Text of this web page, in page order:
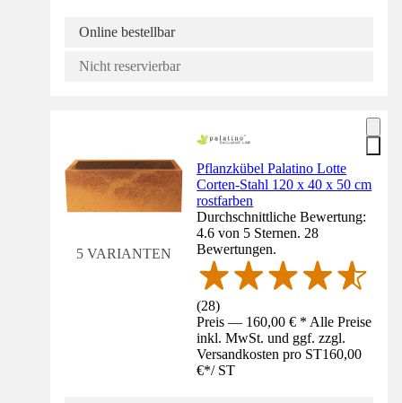
Online bestellbar
Nicht reservierbar
5 VARIANTEN
Pflanzkübel Palatino Lotte
Corten-Stahl 120 x 40 x 50 cm
rostfarben
Durchschnittliche Bewertung:
4.6 von 5 Sternen. 28
Bewertungen.
(28)
Preis — 160,00 € * Alle Preise
inkl. MwSt. und ggf. zzgl.
Versandkosten pro ST160,00
€*/ ST